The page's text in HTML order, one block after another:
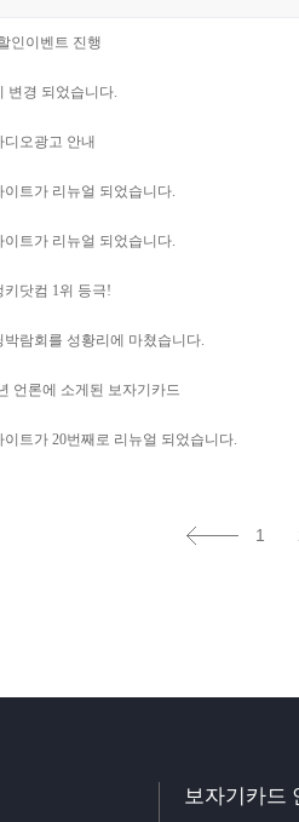
인이벤트 진행
변경 되었습니다.
오광고 안내
이트가 리뉴얼 되었습니다.
이트가 리뉴얼 되었습니다.
키닷컴 1위 등극!
박람회를 성황리에 마쳤습니다.
언론에 소게된 보자기카드
이트가 20번째로 리뉴얼 되었습니다.
1
보자기카드